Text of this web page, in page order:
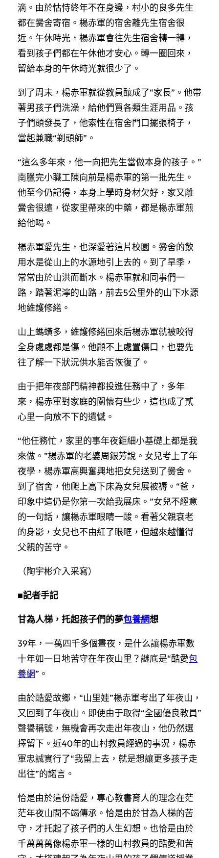
滴。由於怙恃終年不在身邊，村小的良多先生
都在黌舍寄宿。楊赤軍的宿舍離先生宿舍很
近。午休時光，楊赤軍會往先生宿舍轉一轉，
看到孩子們都在午休他才安心。轉一圈回來，
留給本身的午休時光就很少了。
到了周末，楊赤軍就從教員釀成了“家長”。他帶
著男孩子們洗澡，給他們買各類生涯用品。孩
子們頭發長了，他索性在宿舍門口擺張椅子，
當起兼職“剃頭師”。
“這么多年來，他一向把先生當做本身的孩子。”
南臘完小職工陳向前是楊赤軍的第一批先生。
他至今仍記得，本身上學時身材欠好，家又離
黌舍很遠，從家里帶來的中藥，都是楊赤軍煎
給他喝。
楊赤軍愛先生，也深愛著這片校園。黌舍的飲
用水是從山上的水源地引上去的。到了旱季，
常常由於山洪而斷水。楊赤軍就和同事們一
路，踏著泥濘的山路，前去5公里外的山下水源
地維護修繕。
山上螞蟥多，維護修繕回來后楊赤軍就被咬得
全身處處都是傷。他顧不上處置傷口，也要先
往了解一下狀況供水能否恢復了。
由于把年夜部門精神都投進任務中了，多年
來，楊赤軍對家庭的關懷有些少，這也成了貳
心里一向放不下的遺憾。
“他任務忙，家里的事年夜鉅細小基礎上都是我
來做。”楊赤軍的老婆周銀芳說。女兒考上了年
夜學，楊赤軍高興奮興地把女兒送到了黌舍。
到了宿舍，他爬上高下床為女兒展被褥。“爸，
印象中這仍是你第一次給我展床。”女兒不經意
的一句話，讓楊赤軍眼睛一酸。看著父親衰老
的身影，女兒也不由紅了眼眶，但越來越懂得
父親的苦守。
（陶宇彬介入采寫）
■記者手記
甘為人梯，托起孩子們的夢包養網想
39年，一萬四千多個晝夜，是什么讓楊赤軍數
十年如一日地苦守在年夜山里？謎底是“酷愛包
養網”。
由於酷愛故鄉，“山里娃”楊赤軍考出了年夜山，
又回到了年夜山。即使由于取得“全國優良教員”
聲譽稱號，無機會再次走出年夜山，他仍然選
擇留下。近40年的山村教員經過的事況，楊赤
軍忠誠實行了“我留上去，就是想讓更多孩子走
出往”的諾言。
恰是由於這份酷愛，專心教書育人的理念在茫
茫年夜山間不竭傳承。恰是由於甘為人梯的苦
守，才托起了孩子們的人生幻想。也恰是由於
千萬萬萬像楊赤軍一樣的山村教員的酷愛和苦